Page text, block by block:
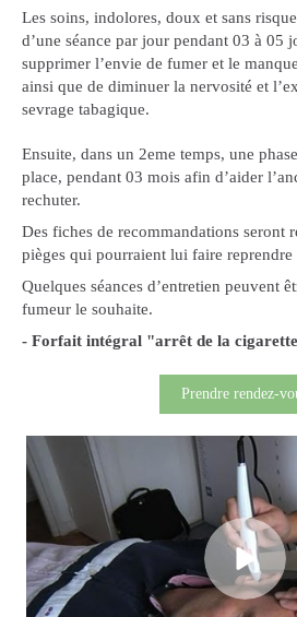
Les soins, indolores, doux et sans
d’une séance par jour pendant 03 à 05
supprimer l’envie de fumer et le
ainsi que de diminuer la nervosité et
sevrage tabagique.
Ensuite, dans un 2eme temps, une
place, pendant 03 mois afin d’aider
rechuter.
Des fiches de recommandations seront
pièges qui pourraient lui faire reprendre
Quelques séances d’entretien peuvent
fumeur le souhaite.
- Forfait intégral "arrêt de la
Prendre rendez-